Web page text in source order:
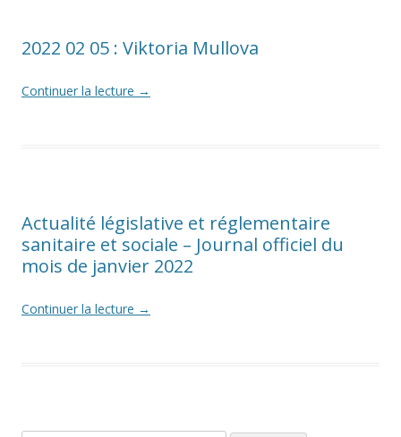
2022 02 05 : Viktoria Mullova
Continuer la lecture →
Actualité législative et réglementaire
sanitaire et sociale – Journal officiel du
mois de janvier 2022
Continuer la lecture →